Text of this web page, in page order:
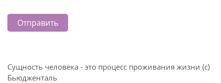
Отправить
Сущность человека - это процесс проживания жизни (с)
Бьюдженталь